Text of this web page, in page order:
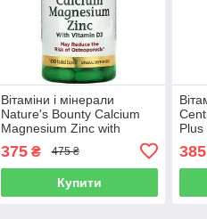
Вітаміни і мінерали
Nature's Bounty Calcium
Magnesium Zinc with
Vitamin D3 (100 таблеток.)
375₴ 475 ₴
Купити
Plus
385